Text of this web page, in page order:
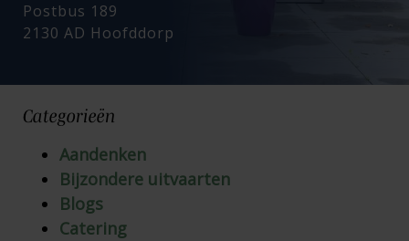
Postbus 189
2130 AD Hoofddorp
Categorieën
Aandenken
Bijzondere uitvaarten
Blogs
Catering